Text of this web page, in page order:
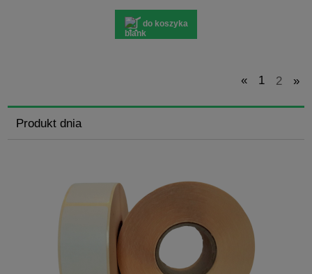
do koszyka
« 1 2 »
Produkt dnia